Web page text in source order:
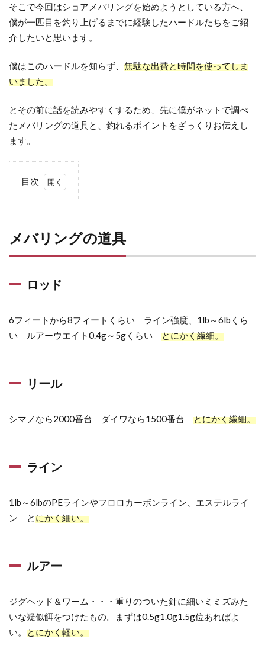
そこで今回はショアメバリングを始めようとしている方へ、
僕が一匹目を釣り上げるまでに経験したハードルたちをご紹
介したいと思います。
僕はこのハードルを知らず、 無駄な出費と時間を使ってしま
いました。
とその前に話を読みやすくするため、先に僕がネットで調べ
たメバリングの道具と、釣れるポイントをざっくりお伝えし
ます。
目次
リ
ン
1.2
ン
ルア
るポ
2
や
メバリングの道具
ロッド
6フィートから8フィートくらい ライン強度、1lb～6lbくら
い ルアーウエイト0.4g～5gくらい とにかく繊細。
リール
シマノなら2000番台 ダイワなら1500番台 とにかく繊細。
ライン
1lb～6lbのPEラインやフロロカーボンライン、エステルライ
ン とにかく細い。
ルアー
ジグヘッド＆ワーム・・・重りのついた針に細いミミズみた
いな疑似餌をつけたもの。まずは0.5g1.0g1.5g位あればよ
い。 とにかく軽い。